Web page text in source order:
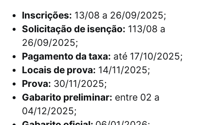
Inscrições: 13/08 a 26/09/2025;
Solicitação de isenção: 113/08 a
26/09/2025;
Pagamento da taxa: até 17/10/2025;
Locais de prova: 14/11/2025;
Prova: 30/11/2025;
Gabarito preliminar: entre 02 a
04/12/2025;